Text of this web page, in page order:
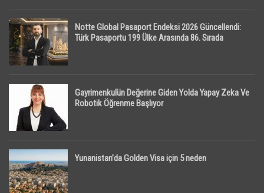
Notte Global Pasaport Endeksi 2026 Güncellendi:
Türk Pasaportu 199 Ülke Arasında 86. Sırada
Gayrimenkulün Değerine Giden Yolda Yapay Zeka Ve
Robotik Öğrenme Başlıyor
Yunanistan’da Golden Visa için 5 neden